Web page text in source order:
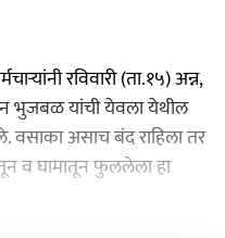
रविवारी (ता.१५) अन्न,
भुजबळ यांची येवला येथील
वसाका असाच बंद राहिला तर
व घामातून फुललेला हा